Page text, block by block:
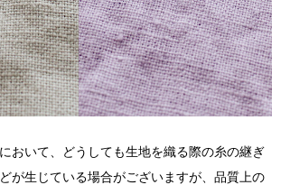
おいて、どうしても生地を織る際の糸の継ぎ
が生じている場合がございますが、品質上の